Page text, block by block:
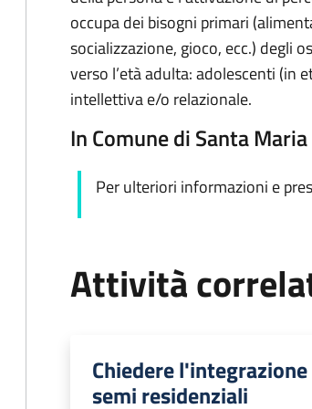
occupa dei bisogni primari
socializzazione, gioco, ecc.) degli
verso l’età adulta: adolescenti (in
intellettiva e/o relazionale.
In Comune di Santa
Per ulteriori informazioni e
Attività
Chiedere
semi residenziali